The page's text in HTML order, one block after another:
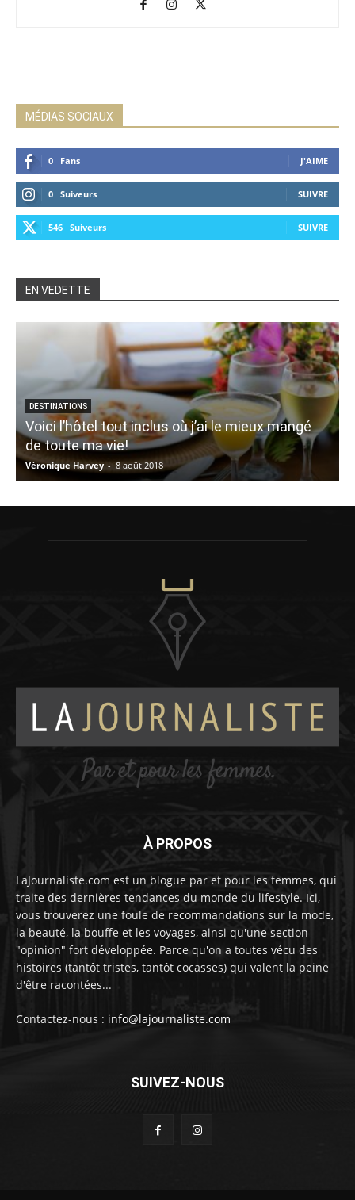
MÉDIAS SOCIAUX
0 Fans J'AIME
0 Suiveurs SUIVRE
546 Suiveurs SUIVRE
EN VEDETTE
DESTINATIONS
Voici l’hôtel tout inclus où j’ai le mieux mangé
de toute ma vie!
Véronique Harvey - 8 août 2018
À PROPOS
LaJournaliste.com est un blogue par et pour les femmes, qui
traite des dernières tendances du monde du lifestyle. Ici,
vous trouverez une foule de recommandations sur la mode,
la beauté, la bouffe et les voyages, ainsi qu'une section
"opinion" fort développée. Parce qu'on a toutes vécu des
histoires (tantôt tristes, tantôt cocasses) qui valent la peine
d'être racontées...
Contactez-nous : info@lajournaliste.com
SUIVEZ-NOUS